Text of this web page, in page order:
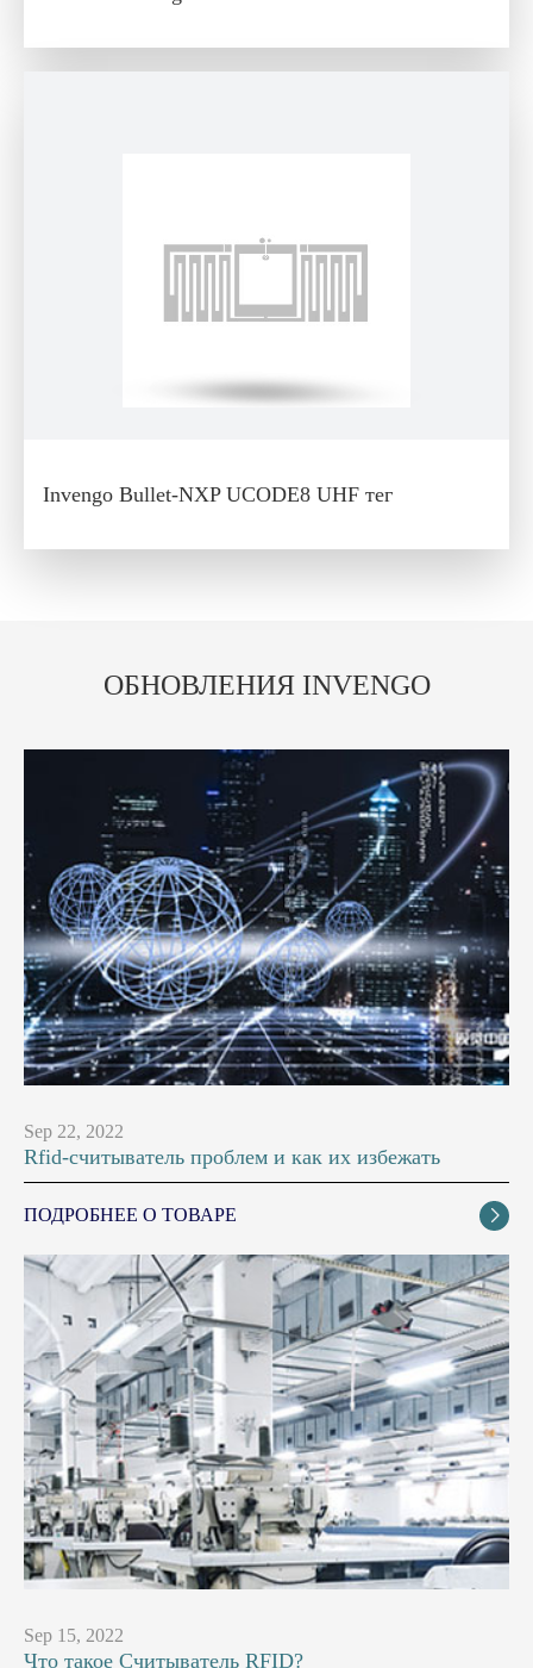
Invengo Bullet-NXP UCODE8 UHF тег
ОБНОВЛЕНИЯ INVENGO
Sep 22, 2022
Rfid-считыватель проблем и как их избежать
ПОДРОБНЕЕ О ТОВАРЕ 
Sep 15, 2022
Что такое Считыватель RFID?